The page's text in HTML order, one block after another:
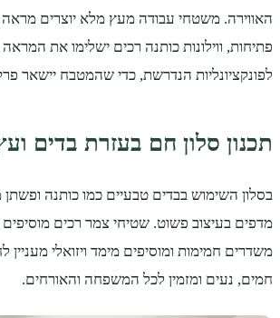
האווירה. משטחי עבודה מעץ מלא יוצרים
פתיחות, ווילונות כותנה רכים ישלימו את
לפונקציונליות הנדרשת, כדי שהמטבח יישאר
תכנון סלון חם בעזרת בדים
בסלון השימוש בבדים טבעיים כמו כותנה
מדפים בעיצוב פשוט. שטיחי צמר רכים מוסיפים
משדרים חמימות ומוסיפים מימד ויזואלי
חמים, נעים ומזמין לכל המשפחה והאורחים.